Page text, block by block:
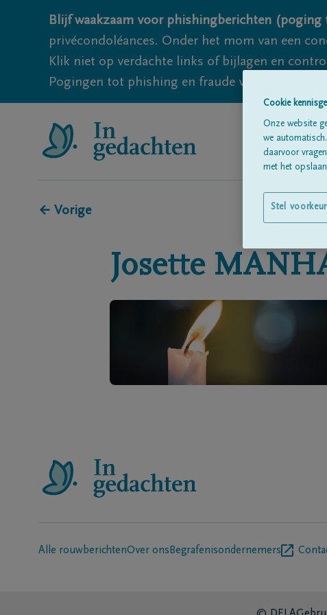
Blijf waakzaam voor phishingberichten
privécondoléances. Onder het mom van een
Klik niet op verdachte links of bijlagen en
Pogingen tot phishing en fraude vallen echter
← Vorige
Josette
Alle rouwberichtenOver ons Begrafenisondernemers
Cookie
Onze website
we
daarvoor
met het
Stel